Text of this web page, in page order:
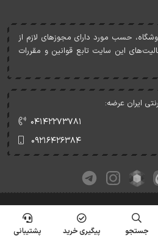
حسب مورد دارای مجوزهای لازم از
اين سايت تابع قوانين و مقررات
ایران عرضه:
۰۴۱۴۲۲۷۳۷۸۱
۰۹۲۱۶۴۲۶۳۸۴
متعلق به ایران عرضه می‌باشد.
جستجو پیگیری خرید پشتیبانی